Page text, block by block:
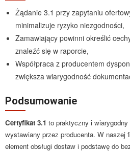
Żądanie 3.1 przy zapytaniu
minimalizuje ryzyko niezgodności,
Zamawiający powinni określić
znaleźć się w raporcie,
Współpraca z producentem
zwiększa wiarygodność
Podsumowanie
Certyfikat 3.1 to praktyczny i
wystawiany przez producenta. W naszej
element obsługi dostaw i podstawę do